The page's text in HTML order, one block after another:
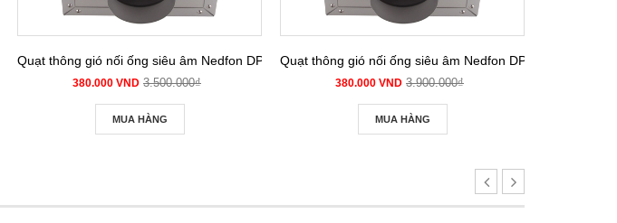
Quạt thông gió nối ống siêu âm Nedfon DPT 15-32B
380.000 VND 3.500.000₫
MUA HÀNG
Quạt thông gió nối ống siêu âm Nedfon DPT 15-42B
380.000 VND 3.900.000₫
MUA HÀNG